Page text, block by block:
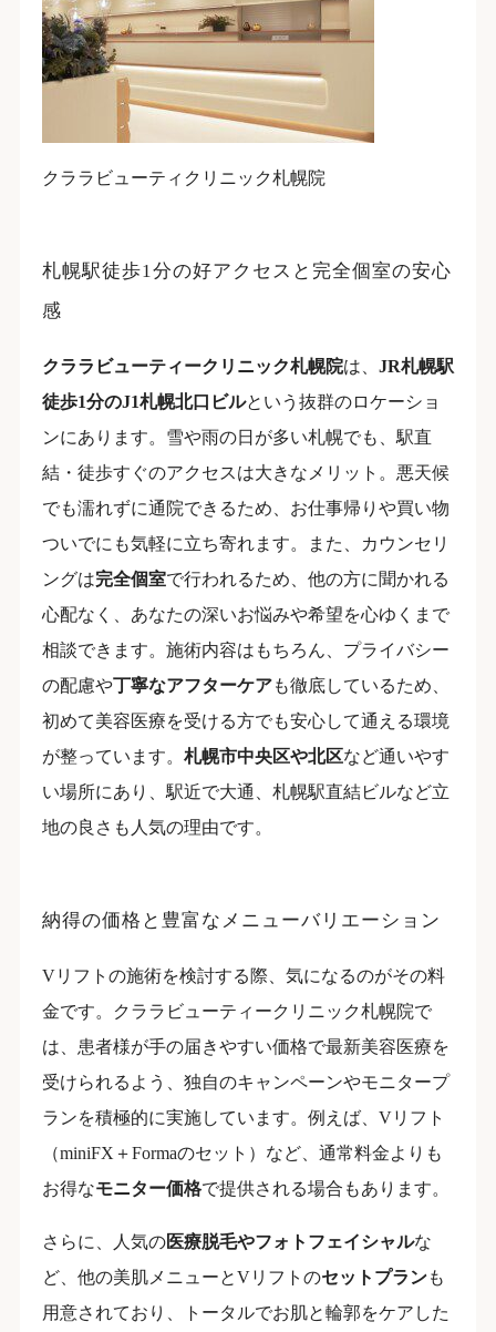
クララビューティクリニック札幌院
札幌駅徒歩1分の好アクセスと完全個室の安心
感
クララビューティークリニック札幌院は、 JR札幌駅
徒歩1分のJ1札幌北口ビルという抜群のロケーショ
ンにあります。雪や雨の日が多い札幌でも、駅直
結・徒歩すぐのアクセスは大きなメリット。悪天候
でも濡れずに通院できるため、お仕事帰りや買い物
ついでにも気軽に立ち寄れます。また、カウンセリ
ングは完全個室で行われるため、他の方に聞かれる
心配なく、あなたの深いお悩みや希望を心ゆくまで
相談できます。施術内容はもちろん、プライバシー
の配慮や丁寧なアフターケアも徹底しているため、
初めて美容医療を受ける方でも安心して通える環境
が整っています。 札幌市中央区や北区など通いやす
い場所にあり、駅近で大通、札幌駅直結ビルなど立
地の良さも人気の理由です。
納得の価格と豊富なメニューバリエーション
Vリフトの施術を検討する際、気になるのがその料
金です。クララビューティークリニック札幌院で
は、患者様が手の届きやすい価格で最新美容医療を
受けられるよう、独自のキャンペーンやモニタープ
ランを積極的に実施しています。例えば、Vリフト
（miniFX＋Formaのセット）など、通常料金よりも
お得なモニター価格で提供される場合もあります。
さらに、人気の医療脱毛やフォトフェイシャルな
ど、他の美肌メニューとVリフトのセットプランも
用意されており、トータルでお肌と輪郭をケアした